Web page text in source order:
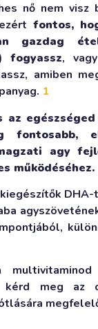
nő nem visz
fontos,
gazdag
fogyassz,
amiben
1
agy
működéséhez.
kérd meg az